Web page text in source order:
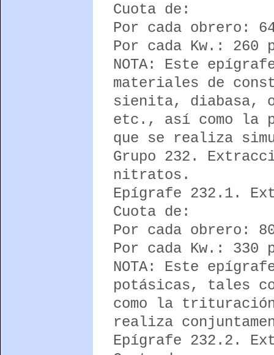
Cuota de:
Por cada obrero:
Por cada Kw.: 260
NOTA: Este
materiales de
sienita,
etc., así como la
que se realiza
Grupo 232.
nitratos.
Epígrafe 232.1.
Cuota de:
Por cada obrero:
Por cada Kw.: 330
NOTA: Este
potásicas, tales
como la
realiza
Epígrafe 232.2.